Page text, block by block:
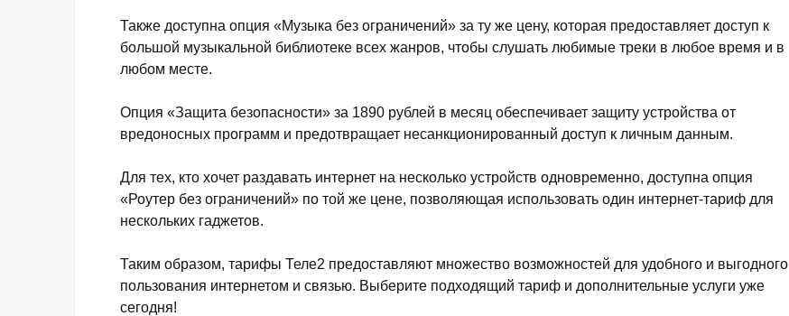
Также доступна опция «Музыка без ограничений» за ту же цену, которая предоставляет доступ к
большой музыкальной библиотеке всех жанров, чтобы слушать любимые треки в любое время и в
любом месте.
Опция «Защита безопасности» за 1890 рублей в месяц обеспечивает защиту устройства от
вредоносных программ и предотвращает несанкционированный доступ к личным данным.
Для тех, кто хочет раздавать интернет на несколько устройств одновременно, доступна опция
«Роутер без ограничений» по той же цене, позволяющая использовать один интернет-тариф для
нескольких гаджетов.
Таким образом, тарифы Теле2 предоставляют множество возможностей для удобного и выгодного
пользования интернетом и связью. Выберите подходящий тариф и дополнительные услуги уже
сегодня!